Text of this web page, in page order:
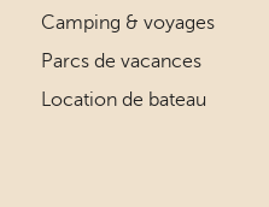
Camping & voyages
Parcs de vacances
Location de bateau